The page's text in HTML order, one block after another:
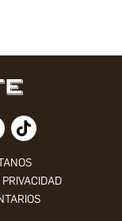
PRIVACIDAD